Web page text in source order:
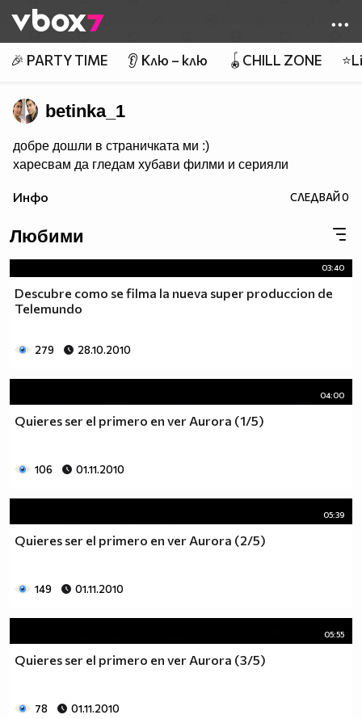
👾
🎉 PARTY TIME 👂 Клю – клю 🪀CHILL ZONE
betinka_1
добре дошли в страничката ми :)
харесвам да гледам хубави филми и серияли
Инфо СЛЕДВАЙ0
Любими
03:40
Descubre como se filma la nueva super produccion de
Telemundo
279 28.10.2010
04:00
Quieres ser el primero en ver Aurora (1/5)
106 01.11.2010
05:39
Quieres ser el primero en ver Aurora (2/5)
149 01.11.2010
05:55
Quieres ser el primero en ver Aurora (3/5)
78 01.11.2010